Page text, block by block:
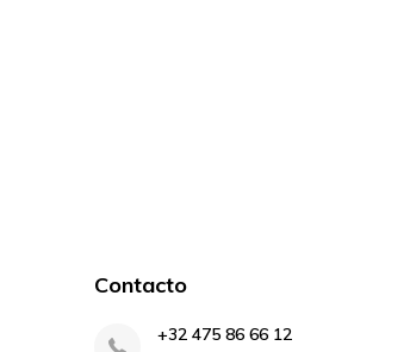
Contacto
+32 475 86 66 12